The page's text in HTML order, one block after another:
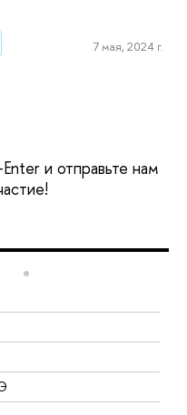
7 мая, 2024 г.
и отправьте нам